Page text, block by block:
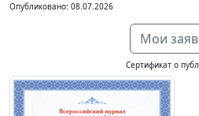
Опубликовано: 08.07.2026
Мои
Сертификат о